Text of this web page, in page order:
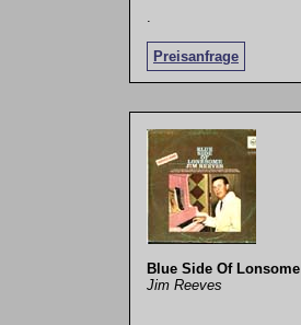
Preisanfrage
Blue Side Of Lonsome
Jim Reeves